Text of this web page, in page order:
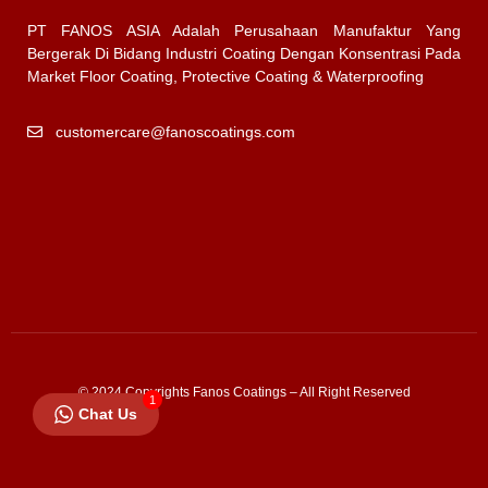
PT FANOS ASIA Adalah Perusahaan Manufaktur Yang
Bergerak Di Bidang Industri Coating Dengan Konsentrasi Pada
Market Floor Coating, Protective Coating & Waterproofing
customercare@fanoscoatings.com
© 2024 Copyrights Fanos Coatings – All Right Reserved
Chat Us
1